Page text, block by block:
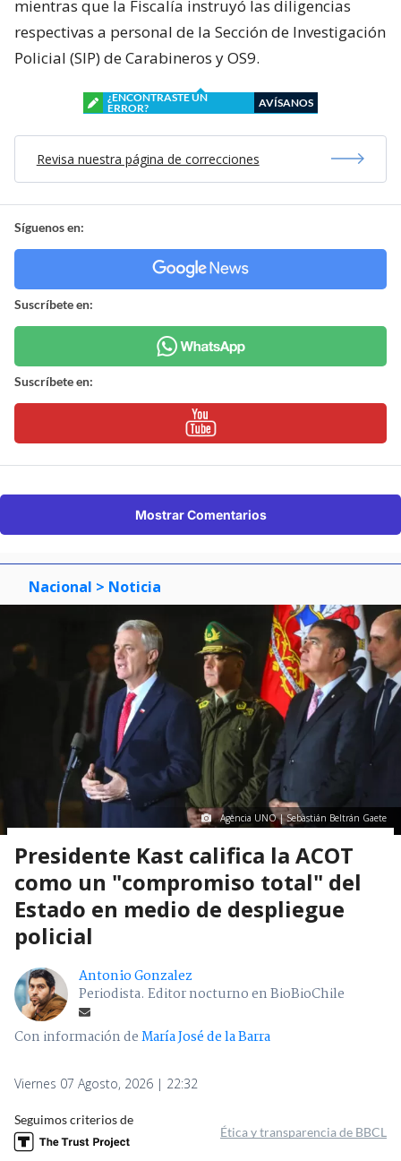
mientras que la Fiscalía instruyó las diligencias
respectivas a personal de la Sección de Investigación
Policial (SIP) de Carabineros y OS9.
¿ENCONTRASTE UN
ERROR?
AVÍSANOS
Revisa nuestra página de correcciones
Síguenos en:
Suscríbete en:
Suscríbete en:
Mostrar Comentarios
Nacional > Noticia
Agencia UNO | Sebastián Beltrán Gaete
Presidente Kast califica la ACOT
como un "compromiso total" del
Estado en medio de despliegue
policial
Antonio Gonzalez
Periodista. Editor nocturno en BioBioChile
Con información deMaría José de la Barra
Viernes 07 Agosto, 2026 | 22:32
Seguimos criterios de
Ética y transparencia de BBCL